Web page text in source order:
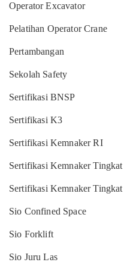
Operator Excavator
Pelatihan Operator Crane
Pertambangan
Sekolah Safety
Sertifikasi BNSP
Sertifikasi K3
Sertifikasi Kemnaker RI
Sertifikasi Kemnaker
Sertifikasi Kemnaker
Sio Confined Space
Sio Forklift
Sio Juru Las